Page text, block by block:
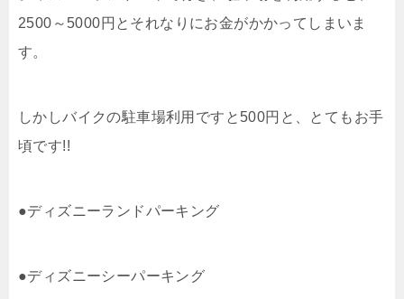
2500～5000円とそれなりにお金がかかってしまいま
す。
しかしバイクの駐車場利用ですと500円と、とてもお手
頃です!!
●ディズニーランドパーキング
●ディズニーシーパーキング